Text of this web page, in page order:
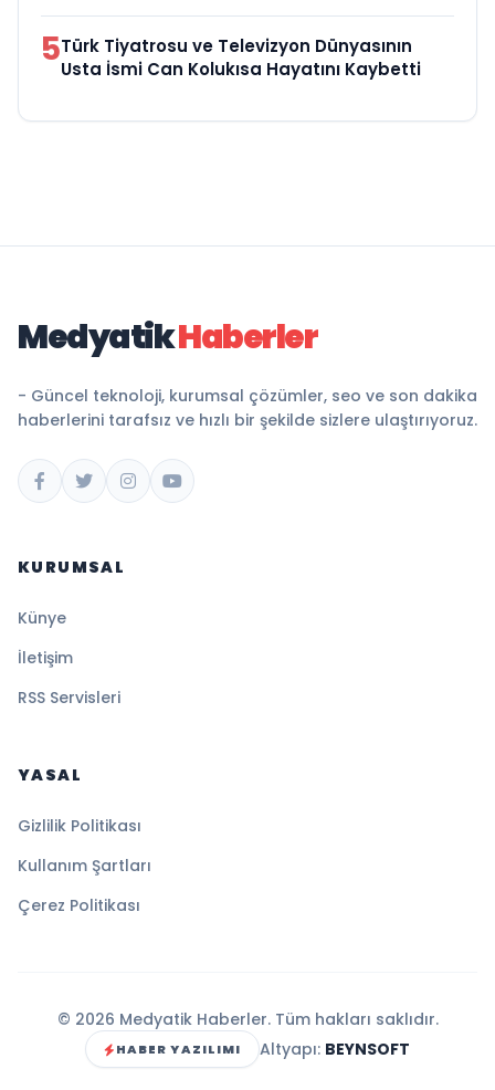
5Türk Tiyatrosu ve Televizyon Dünyasının
Usta İsmi Can Kolukısa Hayatını Kaybetti
MedyatikHaberler
- Güncel teknoloji, kurumsal çözümler, seo ve son dakika
haberlerini tarafsız ve hızlı bir şekilde sizlere ulaştırıyoruz.
KURUMSAL
Künye
İletişim
RSS Servisleri
YASAL
Gizlilik Politikası
Kullanım Şartları
Çerez Politikası
© 2026 Medyatik Haberler. Tüm hakları saklıdır.
HABER YAZILIMI Altyapı: BEYNSOFT